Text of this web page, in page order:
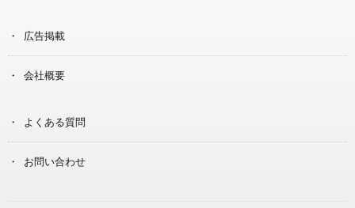
広告掲載
会社概要
よくある質問
お問い合わせ